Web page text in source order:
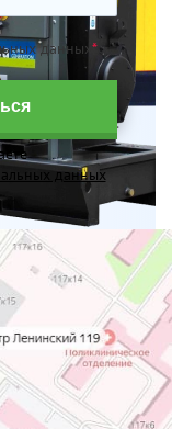
данных*
данных